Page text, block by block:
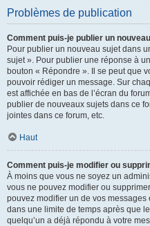
Problèmes de publication
Comment puis-je publier un
Pour publier un nouveau sujet dans
sujet ». Pour publier une réponse à
bouton « Répondre ». Il se peut que
pouvoir rédiger un message. Sur
est affichée en bas de l’écran du
publier de nouveaux sujets dans ce
jointes dans ce forum, etc.
Haut
Comment puis-je modifier ou
À moins que vous ne soyez un
vous ne pouvez modifier ou
pouvez modifier un de vos
dans une limite de temps après que
quelqu’un a déjà répondu à votre